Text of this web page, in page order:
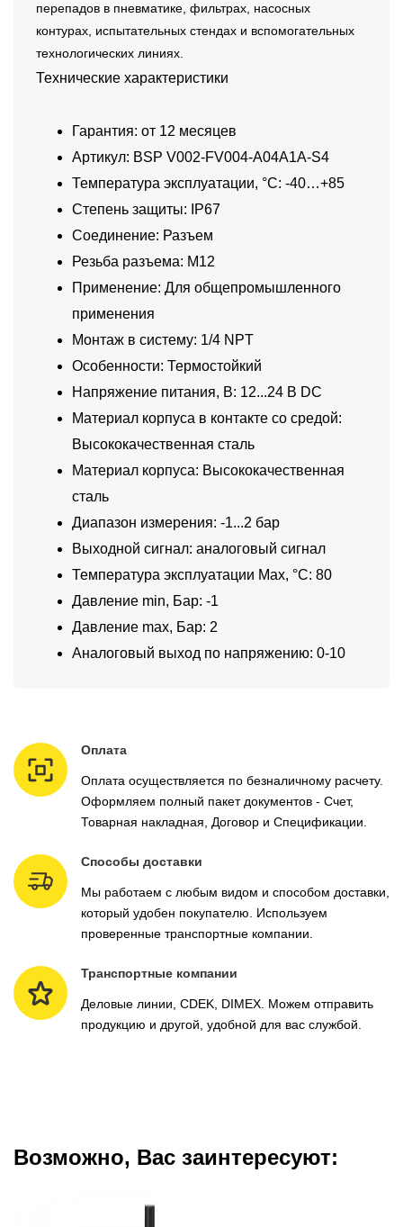
перепадов в пневматике, фильтрах, насосных
контурах, испытательных стендах и вспомогательных
технологических линиях.
Технические характеристики
Гарантия: от 12 месяцев
Артикул: BSP V002-FV004-A04A1A-S4
Температура эксплуатации, °C: -40…+85
Степень защиты: IP67
Соединение: Разъем
Резьба разъема: M12
Применение: Для общепромышленного
применения
Монтаж в систему: 1/4 NPT
Особенности: Термостойкий
Напряжение питания, В: 12...24 В DC
Материал корпуса в контакте со средой:
Высококачественная сталь
Материал корпуса: Высококачественная
сталь
Диапазон измерения: -1...2 бар
Выходной сигнал: аналоговый сигнал
Температура эксплуатации Max, °C: 80
Давление min, Бар: -1
Давление max, Бар: 2
Аналоговый выход по напряжению: 0-10
Оплата
Оплата осуществляется по безналичному расчету.
Оформляем полный пакет документов - Счет,
Товарная накладная, Договор и Спецификации.
Способы доставки
Мы работаем с любым видом и способом доставки,
который удобен покупателю. Используем
проверенные транспортные компании.
Транспортные компании
Деловые линии, CDEK, DIMEX. Можем отправить
продукцию и другой, удобной для вас службой.
Возможно, Вас заинтересуют: